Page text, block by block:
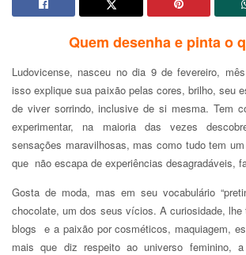
Quem desenha e pinta o
Ludovicense, nasceu no dia 9 de fevereiro,
isso explique sua paixão pelas cores, brilho, seu
de viver sorrindo, inclusive de si mesma. Tem
experimentar, na maioria das vezes
sensações maravilhosas, mas como tudo tem
que não escapa de experiências desagradáveis,
Gosta de moda, mas em seu vocabulário
chocolate, um dos seus vícios. A curiosidade, lhe
blogs e a paixão por cosméticos, maquiagem,
mais que diz respeito ao universo feminino,